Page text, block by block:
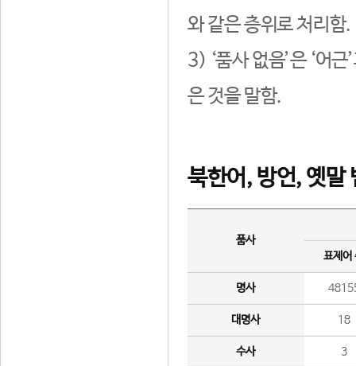
와 같은 층위로 처리함.
3) ‘품사 없음’은 ‘어
은 것을 말함.
북한어, 방언, 옛말
품사
표제어
명사
대명사 18
수사 3